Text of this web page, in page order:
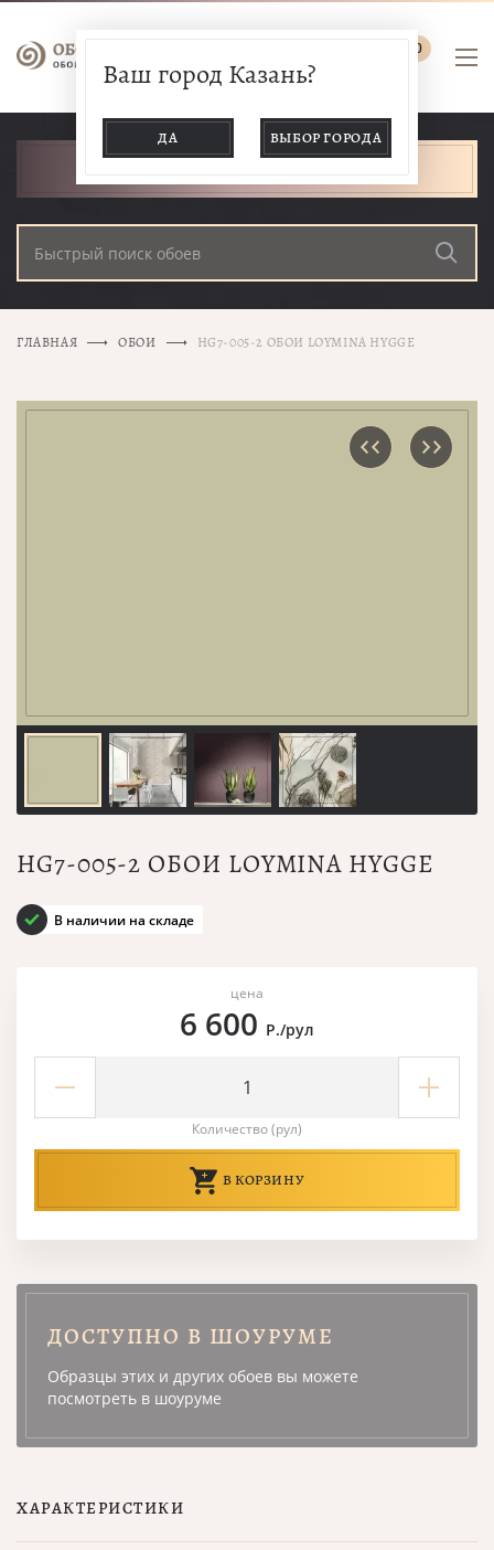
0
Ваш город Казань?
ДА ВЫБОР ГОРОДА
ГЛАВНАЯ ОБОИ HG7-005-2 ОБОИ LOYMINA HYGGE
HG7-005-2 ОБОИ LOYMINA HYGGE
В наличии на складе
цена
6 600 Р./рул
Количество (рул)
В КОРЗИНУ
ДОСТУПНО В ШОУРУМЕ
Образцы этих и других обоев вы можете
посмотреть в шоуруме
ХАРАКТЕРИСТИКИ